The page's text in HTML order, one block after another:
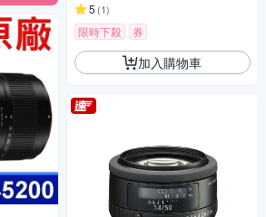
5 (1)
限時下殺 券
加入購物車